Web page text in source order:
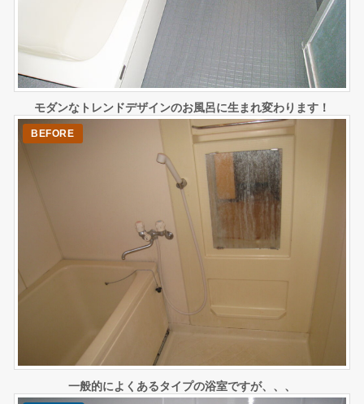
モダンなトレンドデザインのお風呂に生まれ変わります！
一般的によくあるタイプの浴室ですが、、、